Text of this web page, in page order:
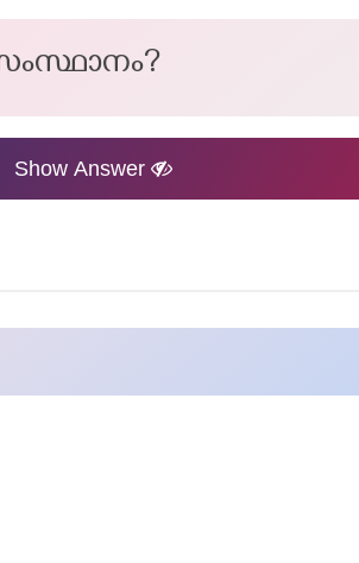
Show Answer